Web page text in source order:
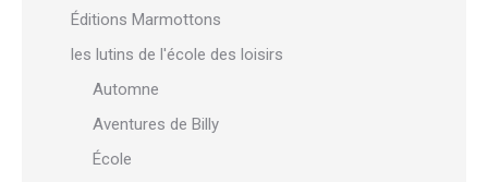
Éditions Marmottons
les lutins de l'école des loisirs
Automne
Aventures de Billy
École